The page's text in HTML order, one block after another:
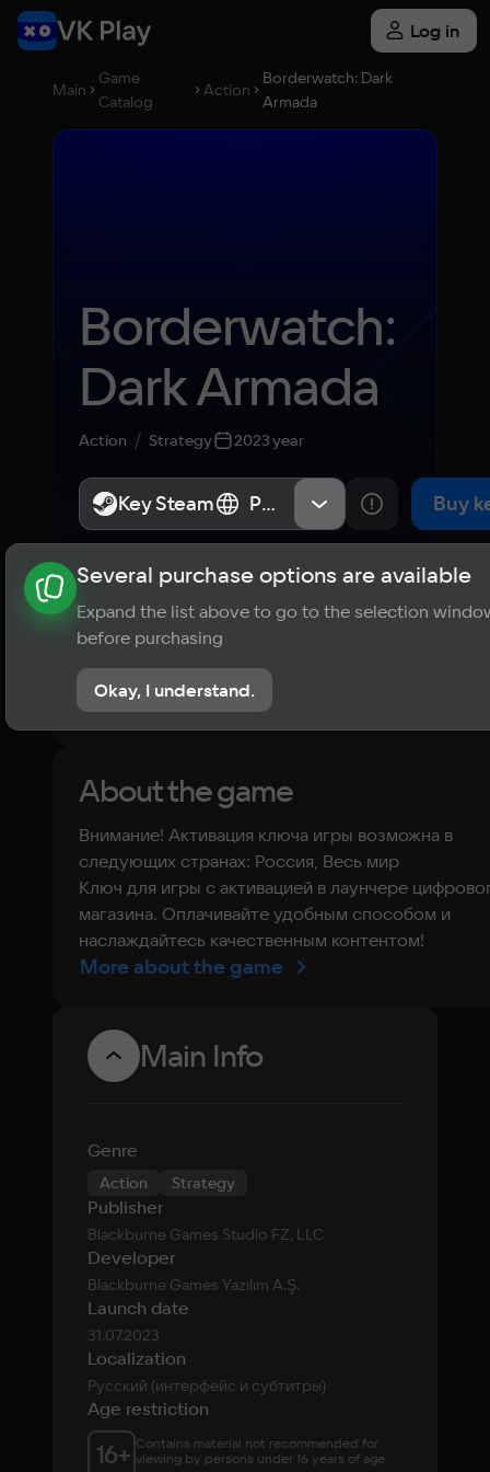
Log in
Main
Game
Catalog
Action
Borderwatch: Dark
Armada
Borderwatch:
Dark Armada
Action Strategy 2023 year
Key Steam Россия, Весь мир Buy
About the game News Requirements
? Player ratings
No reviews
About the game
Внимание! Активация ключа игры возможна в
следующих странах: Россия, Весь мир
Ключ для игры с активацией в лаунчере
магазина. Оплачивайте удобным способом и
наслаждайтесь качественным контентом!
More about the game
Main Info
Genre
Action Strategy
Publisher
Blackburne Games Studio FZ, LLC
Developer
Blackburne Games Yazılım A.Ş.
Launch date
31.07.2023
Localization
Русский (интерфейс и субтитры)
Age restriction
16+ Contains material not recommended for
viewing by persons under 16 years of age
Key Steam Россия, Весь мир
Several purchase options are available
Expand the list above to go to the selection
before purchasing
Okay, I understand.